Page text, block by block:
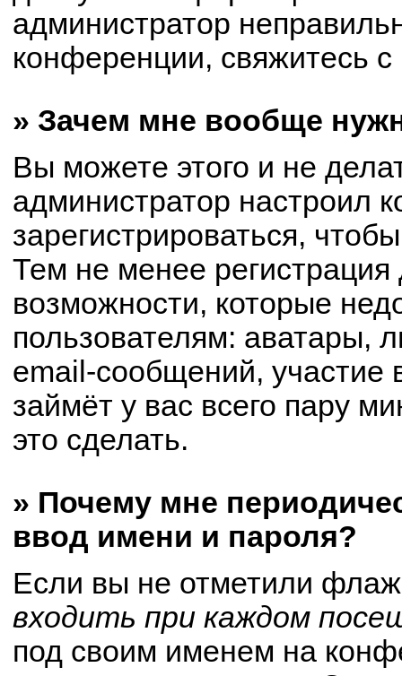
администратор
конференции, свяжитесь
» Зачем мне вообще
Вы можете этого и не
администратор настроил
зарегистрироваться,
Тем не менее
возможности, которые
пользователям: аватары,
email-сообщений, участие
займёт у вас всего пару
это сделать.
» Почему мне
ввод имени и пароля?
Если вы не отметили
входить при каждом
под своим именем на